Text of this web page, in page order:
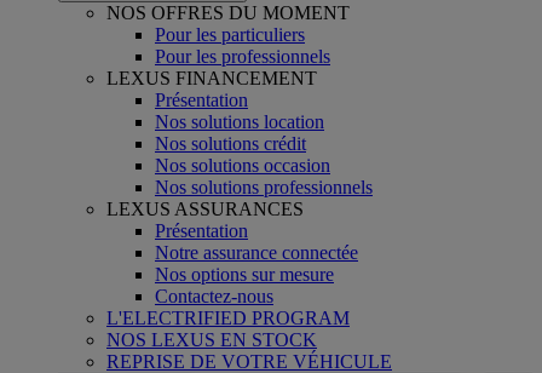
NOS OFFRES DU MOMENT
Pour les particuliers
Pour les professionnels
LEXUS FINANCEMENT
Présentation
Nos solutions location
Nos solutions crédit
Nos solutions occasion
Nos solutions professionnels
LEXUS ASSURANCES
Présentation
Notre assurance connectée
Nos options sur mesure
Contactez-nous
L'ELECTRIFIED PROGRAM
NOS LEXUS EN STOCK
REPRISE DE VOTRE VÉHICULE